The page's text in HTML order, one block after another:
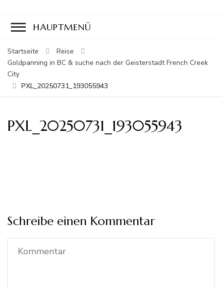
HAUPTMENÜ
Startseite
Reise
Goldpanning in BC & suche nach der Geisterstadt French Creek
City
PXL_20250731_193055943
PXL_20250731_193055943
Schreibe einen Kommentar